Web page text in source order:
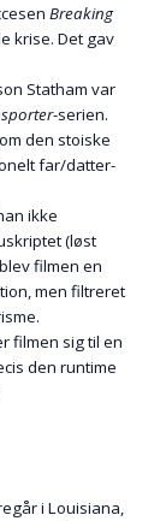
Breaking
krise. Det gav
Statham var
-serien.
den stoiske
far/datter-
ikke
(løst
filmen en
men filtreret
filmen sig til en
den runtime
i Louisiana,